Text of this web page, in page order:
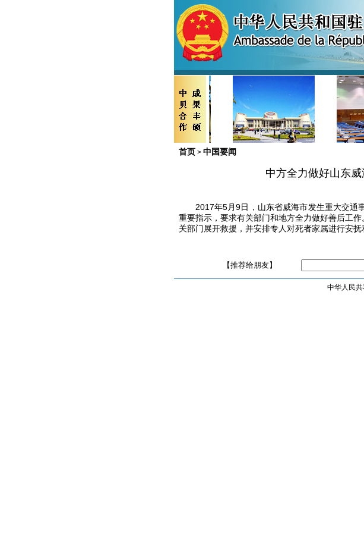
首页 > 中国要闻
中方全力做好山东
2017年5月9日，山东省威海市发生重大交通
重要指示，要求有关部门和地方全力做好善后工
关部门展开救援，并安排专人对死者家属进行安
【推荐给朋友】
中华人民